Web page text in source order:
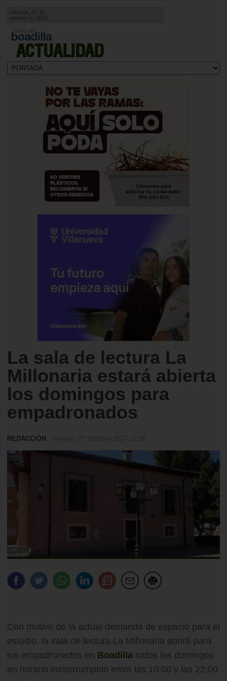
ACTUALIDAD
agosto de 2026
La sala de lectura La
Millonaria estará abierta
los domingos para
empadronados
REDACCIÓN
Con motivo de la actual demanda de espacio para el
estudio, la sala de lectura La Millonaria abrirá para
los empadronados en Boadilla todos los domingos
en horario ininterrumpido entre las 10:00 y las 22:00